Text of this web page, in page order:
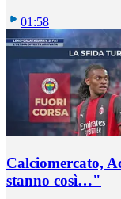
01:58
Calciomercato,
stanno così…"